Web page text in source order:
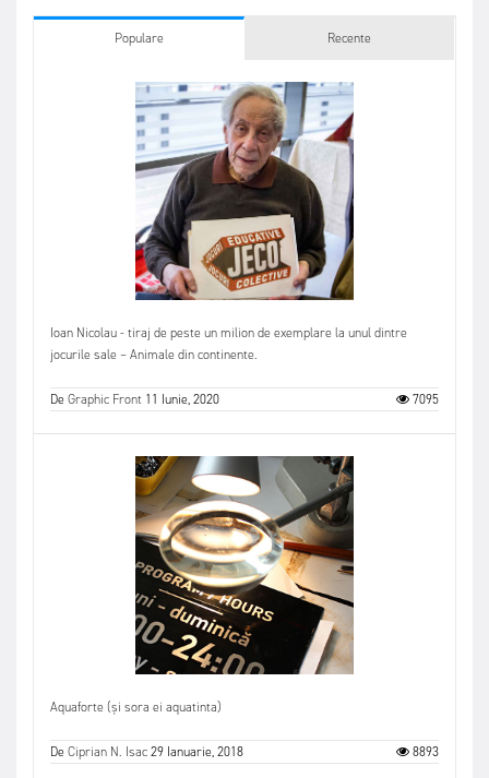
Populare Recente
Ioan Nicolau - tiraj de peste un milion de exemplare la unul dintre
jocurile sale – Animale din continente.
DeGraphic Front 11 Iunie, 2020 7095
Aquaforte (și sora ei aquatinta)
DeCiprian N. Isac29 Ianuarie, 2018 8893